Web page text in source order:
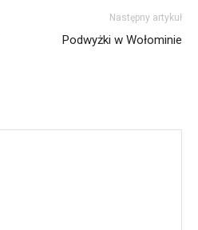
Następny artykuł
Podwyżki w Wołominie